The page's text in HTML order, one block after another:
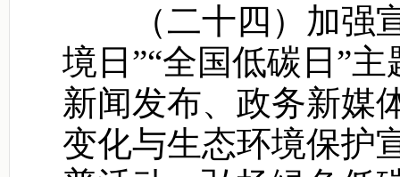
（二十四）加强宣
境日”“全国低碳日”
新闻发布、政务新媒
变化与生态环境保护